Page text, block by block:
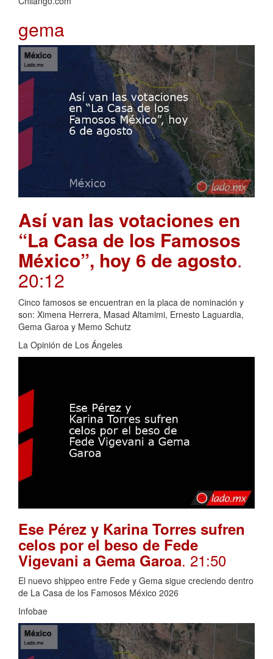
gema
Así van las votaciones en
“La Casa de los Famosos
México”, hoy 6 de agosto.
20:12
Cinco famosos se encuentran en la placa de nominación y
son: Ximena Herrera, Masad Altamimi, Ernesto Laguardia,
Gema Garoa y Memo Schutz
La Opinión de Los Ángeles
Ese Pérez y Karina Torres sufren
celos por el beso de Fede
Vigevani a Gema Garoa. 21:50
El nuevo shippeo entre Fede y Gema sigue creciendo dentro
de La Casa de los Famosos México 2026
Infobae